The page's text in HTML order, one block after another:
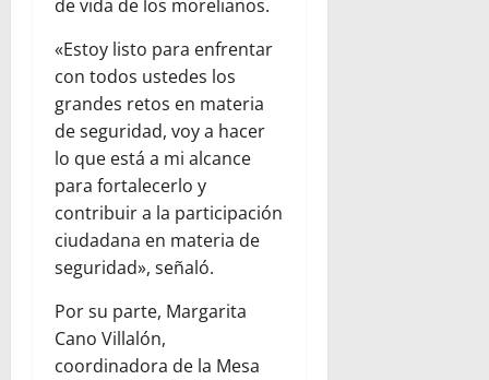
de vida de los morelianos.
«Estoy listo para enfrentar
con todos ustedes los
grandes retos en materia
de seguridad, voy a hacer
lo que está a mi alcance
para fortalecerlo y
contribuir a la participación
ciudadana en materia de
seguridad», señaló.
Por su parte, Margarita
Cano Villalón,
coordinadora de la Mesa